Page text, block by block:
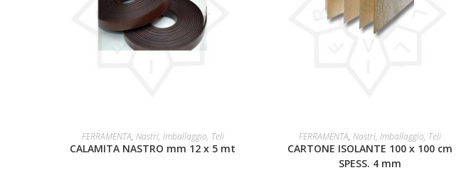
AGGIUNGI AL CARRELLO
FERRAMENTA, Nastri, Imballaggio, Teli
CALAMITA NASTRO mm 12 x 5 mt
LEGGI TUTTO
FERRAMENTA, Nastri, Imballaggio, Teli
CARTONE ISOLANTE 100 x 100 cm
SPESS. 4 mm